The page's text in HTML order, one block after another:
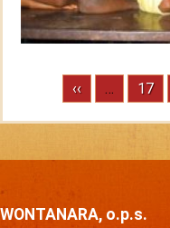
Pagination
Previous
page
‹‹ … 17
WONTANARA, o.p.s.